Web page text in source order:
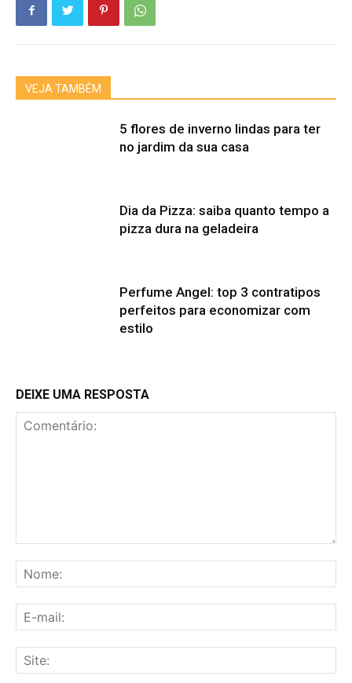
VEJA TAMBÉM
5 flores de inverno lindas para ter
no jardim da sua casa
Dia da Pizza: saiba quanto tempo a
pizza dura na geladeira
Perfume Angel: top 3 contratipos
perfeitos para economizar com
estilo
DEIXE UMA RESPOSTA